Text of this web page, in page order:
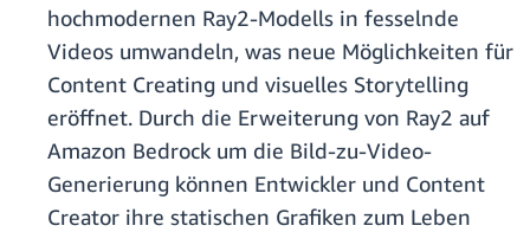
hochmodernen Ray2-Modells in fesselnde
Videos umwandeln, was neue Möglichkeiten für
Content Creating und visuelles Storytelling
eröffnet. Durch die Erweiterung von Ray2 auf
Amazon Bedrock um die Bild-zu-Video-
Generierung können Entwickler und Content
Creator ihre statischen Grafiken zum Leben